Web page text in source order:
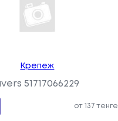
Крепеж
51717066229
от 137 тенге